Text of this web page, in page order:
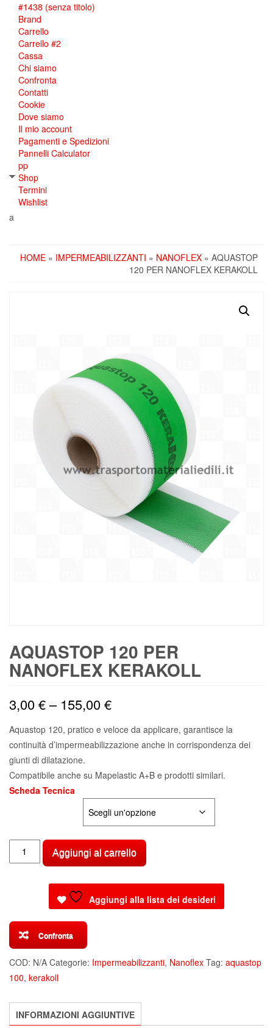
#1438 (senza titolo)
Brand
Carrello
Carrello #2
Cassa
Chi siamo
Confronta
Contatti
Cookie
Dove siamo
Il mio account
Pagamenti e Spedizioni
Pannelli Calculator
pp
Shop
Termini
Wishlist
a
HOME » IMPERMEABILIZZANTI » NANOFLEX » AQUASTOP
120 PER NANOFLEX KERAKOLL
AQUASTOP 120 PER
NANOFLEX KERAKOLL
3,00€– 155,00€
Aquastop 120, pratico e veloce da applicare, garantisce la
continuità d’impermeabilizzazione anche in corrispondenza dei
giunti di dilatazione.
Compatibile anche su Mapelastic A+B e prodotti similari.
Scheda Tecnica
AQUASTOP
120
KERAKOLL
quantità
Aggiungi al carrello
Aggiungi alla lista dei desideri
Confronta
COD: N/A Categorie: Impermeabilizzanti, Nanoflex Tag: aquastop
100, kerakoll
INFORMAZIONI AGGIUNTIVE